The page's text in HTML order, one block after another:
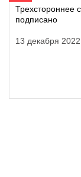
Трехстороннее
подписано
13 декабря 2022